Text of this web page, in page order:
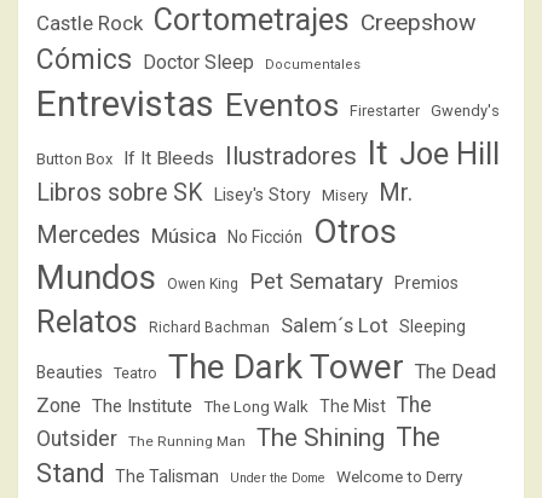
Castle Rock Cortometrajes Creepshow
Cómics Doctor Sleep Documentales
Entrevistas Eventos Firestarter Gwendy's
Button Box If It Bleeds Ilustradores It Joe Hill
Libros sobre SK Lisey's Story Misery
Mr.
Mercedes Música No Ficción
Otros
Mundos
Owen King Pet Sematary Premios
Relatos Richard Bachman Salem´s Lot Sleeping
Beauties Teatro The Dark Tower The Dead
Zone The Institute The Long Walk The Mist The
Outsider
The Running Man The Shining The
Stand
The Talisman Under the Dome Welcome to Derry